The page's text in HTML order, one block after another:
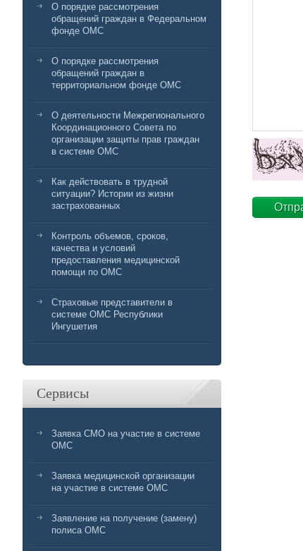
О порядке рассмотрения
обращений граждан в Федеральном
фонде ОМС
О порядке рассмотрения
обращений граждан в
территориальном фонде ОМС
О деятельности Межрегионального
Координационного Совета по
организации защиты прав граждан
в системе ОМС
Как действовать в трудной
ситуации? Истории из жизни
застрахованных
Контроль объемов, сроков,
качества и условий
предоставления медицинской
помощи по ОМС
Страховые представители в
системе ОМС Республики
Ингушетия
Сервисы
Заявка СМО на участие в системе
ОМС
Заявка медицинской организации
на участие в системе ОМС
Заявление на получение (замену)
полиса ОМС